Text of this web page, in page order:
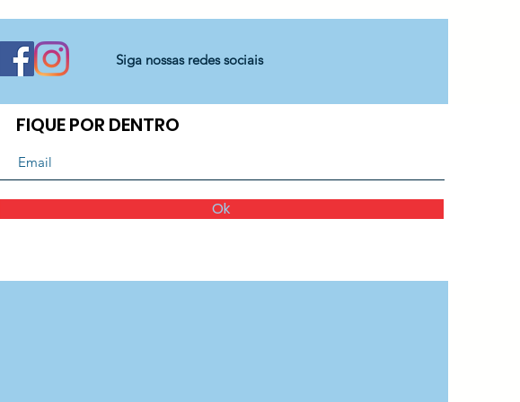
Siga nossas redes sociais
FIQUE POR DENTRO
Ok